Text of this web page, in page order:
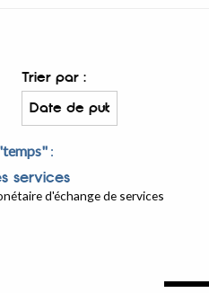
Trier par :
:
services
d'échange de services